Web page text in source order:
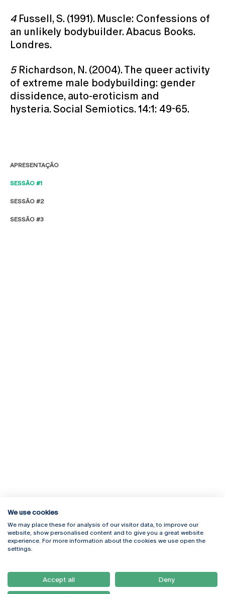
APRESENTAÇÃO
SESSÃO #1
SESSÃO #2
SESSÃO #3
4Fussell, S. (1991). Muscle: Confessions of
an unlikely bodybuilder. Abacus Books.
Londres.
5Richardson, N. (2004). The queer activity
of extreme male bodybuilding: gender
dissidence, auto-eroticism and
hysteria. Social Semiotics. 14:1: 49-65.
Rua Diogo Botelho 1327
4169-005 Porto
+351 226 196 240
Campus Online
Webmail
Como Chegar
Newsletter
We use cookies
We may place these for analysis of our visitor data, to improve our
website, show personalised content and to give you a great website
experience. For more information about the cookies we use open the
settings.
Accept all Deny